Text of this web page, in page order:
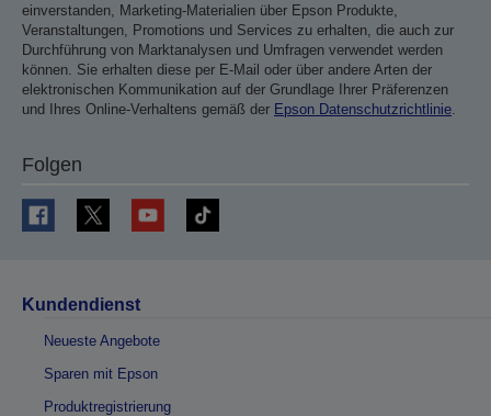
einverstanden, Marketing-Materialien über Epson Produkte,
Veranstaltungen, Promotions und Services zu erhalten, die auch zur
Durchführung von Marktanalysen und Umfragen verwendet werden
können. Sie erhalten diese per E-Mail oder über andere Arten der
elektronischen Kommunikation auf der Grundlage Ihrer Präferenzen
und Ihres Online-Verhaltens gemäß der Epson Datenschutzrichtlinie.
Folgen
Kundendienst
Neueste Angebote
Sparen mit Epson
Produktregistrierung